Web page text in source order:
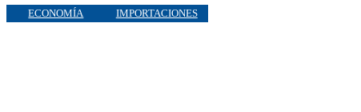
ECONOMÍA IMPORTACIONES